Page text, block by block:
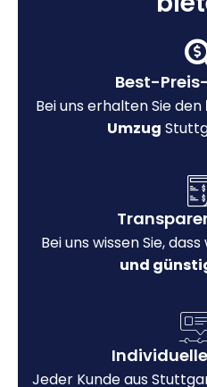
Best-
Bei uns erhalten Sie den
Umzug
Bei uns wissen Sie, dass
und
Jeder Kunde aus